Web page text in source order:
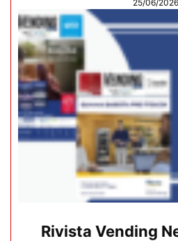
25/06/2026
Rivista Vending